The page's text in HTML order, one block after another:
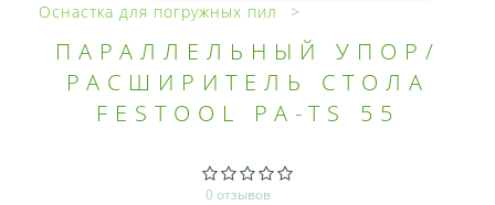
Оснастка для погружных пил
ПАРАЛЛЕЛЬНЫЙ УПОР/
РАСШИРИТЕЛЬ СТОЛА
FESTOOL PA-TS 55
0 отзывов